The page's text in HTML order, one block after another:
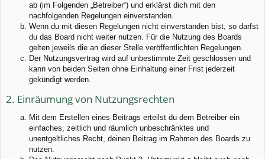
ab (im Folgenden „Betreiber“) und erklärst dich mit den
nachfolgenden Regelungen einverstanden.
Wenn du mit diesen Regelungen nicht einverstanden bist, so darfst
du das Board nicht weiter nutzen. Für die Nutzung des Boards
gelten jeweils die an dieser Stelle veröffentlichten Regelungen.
Der Nutzungsvertrag wird auf unbestimmte Zeit geschlossen und
kann von beiden Seiten ohne Einhaltung einer Frist jederzeit
gekündigt werden.
2. Einräumung von Nutzungsrechten
Mit dem Erstellen eines Beitrags erteilst du dem Betreiber ein
einfaches, zeitlich und räumlich unbeschränktes und
unentgeltliches Recht, deinen Beitrag im Rahmen des Boards zu
nutzen.